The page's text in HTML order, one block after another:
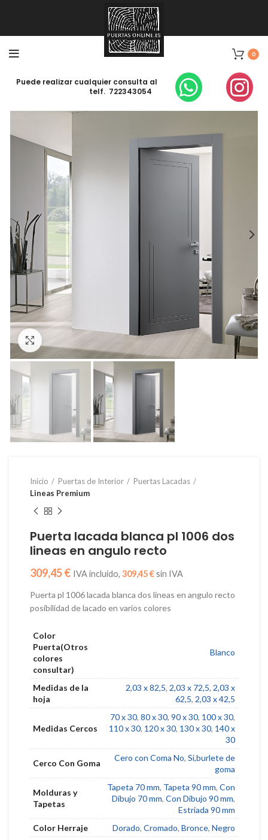
0
Puede realizar cualquier consulta al
telf. 722343054
Inicio Puertas de Interior
Puertas Lacadas
Lineas Premium
Puerta lacada blanca pl 1006 dos
lineas en angulo recto
€ 309,45€
Puerta pl 1006 lacada blanca dos lineas en angulo recto
posibilidad de lacado en varios colores
Color
Puerta(Otros
colores
consultar)
Blanco
Medidas de la
hoja
2,03 x 82,5, 2,03 x 72,5, 2,03 x
62,5, 2,03 x 42,5
Medidas Cercos
70 x 30, 80 x 30, 90 x 30, 100 x 30,
110 x 30, 120 x 30, 130 x 30, 140 x
30
Cerco Con Goma
Cero con Coma No, Si,burlete de
goma
Molduras y
Tapetas
Tapeta 70 mm, Tapeta 90 mm, Con
Dibujo 70 mm, Con Dibujo 90 mm,
Estriada 90 mm
Color Herraje
Dorado, Cromado, Bronce, Negro